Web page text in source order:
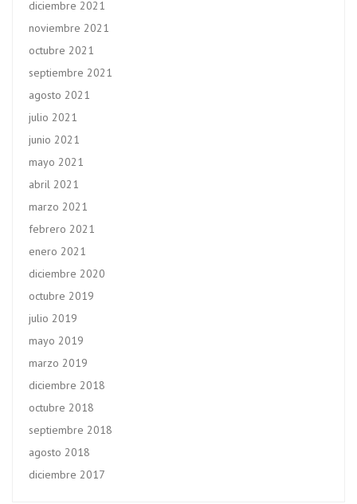
diciembre 2021
noviembre 2021
octubre 2021
septiembre 2021
agosto 2021
julio 2021
junio 2021
mayo 2021
abril 2021
marzo 2021
febrero 2021
enero 2021
diciembre 2020
octubre 2019
julio 2019
mayo 2019
marzo 2019
diciembre 2018
octubre 2018
septiembre 2018
agosto 2018
diciembre 2017